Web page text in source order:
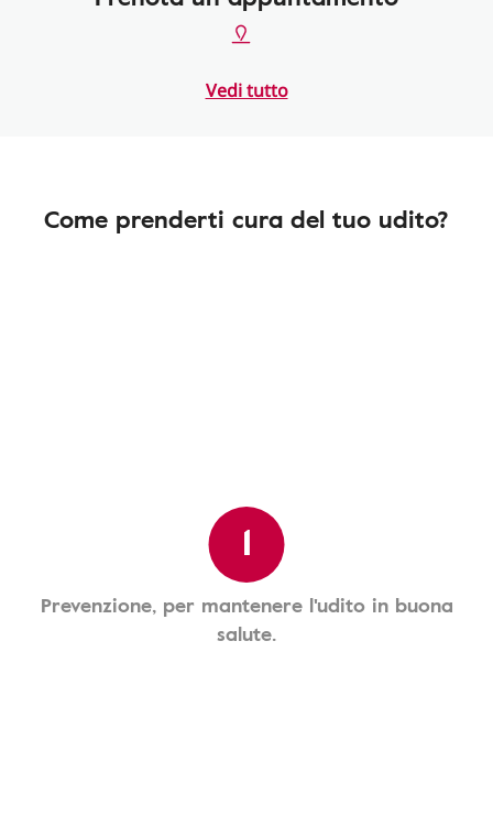
Vedi tutto
Come prenderti cura del tuo udito?
1
Prevenzione, per mantenere l'udito in buona
salute.